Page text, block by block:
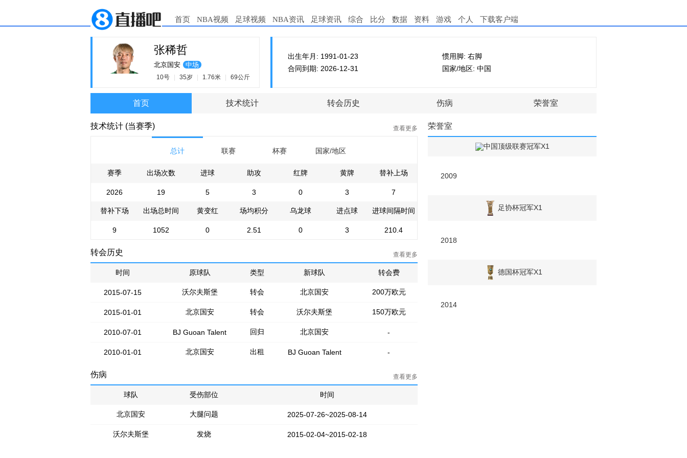
首页 NBA视频 足球视频 NBA资讯 足球资讯 综合 比分 数据 资料 游戏 个人 下载客户端
张稀哲
北京国安 中场
10号 35岁 1.76米 69公斤
出生年月: 1991-01-23
合同到期: 2026-12-31
惯用脚: 右脚
国家/地区: 中国
首页 技术统计 转会历史 伤病 荣誉室
技术统计 (当赛季) 查看更多
总计 联赛 杯赛 国家/地区
赛季 出场次数 进球 助攻 红牌 黄牌 替补上场
2026 19 5 3 0 3 7
替补下场 出场总时间 黄变红 场均积分 乌龙球 进点球 进球间隔时间
9 1052 0 2.51 0 3 210.4
转会历史 查看更多
时间 原球队 类型 新球队 转会费
2015-07-15 沃尔夫斯堡 转会 北京国安 200万欧元
2015-01-01 北京国安 转会 沃尔夫斯堡 150万欧元
2010-07-01 BJ Guoan Talent 回归 北京国安 -
2010-01-01 北京国安 出租 BJ Guoan Talent -
伤病 查看更多
球队 受伤部位 时间
北京国安 大腿问题 2025-07-26~2025-08-14
沃尔夫斯堡 发烧 2015-02-04~2015-02-18
荣誉室
中国顶级联赛冠军X1
2009
足协杯冠军X1
2018
德国杯冠军X1
2014